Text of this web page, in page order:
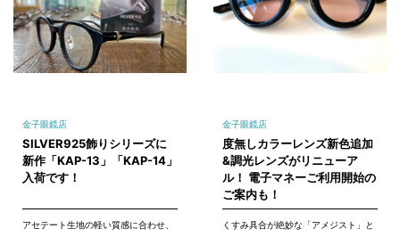
金子眼鏡店
SILVER925飾りシリーズに
新作「KAP-13」「KAP-14」
入荷です！
アセテート生地の軽い質感に合わせ、
金子眼鏡店
度無しカラーレンズ新色追加
&調光レンズがリニューア
ル！ 電子マネーご利用開始の
ご案内も！
くすみ具合が絶妙な「アメジスト」と